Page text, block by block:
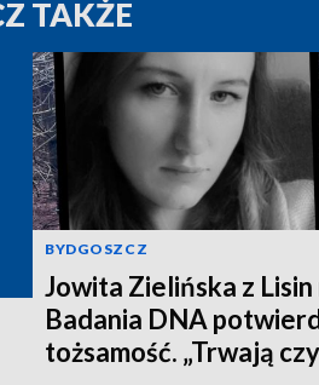
TAKŻE
BYDGOSZCZ
Jowita Zielińska z Lisin
Badania DNA
tożsamość. „Trwają